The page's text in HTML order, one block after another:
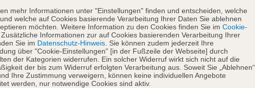
mehr Informationen unter "Einstellungen" finden und entscheiden, welche
welche auf Cookies basierende Verarbeitung Ihrer Daten Sie ablehnen
möchten. Weitere Information zu den Cookies finden Sie im Cookie-
. Zusätzliche Informationen zur auf Cookies basierenden Verarbeitung Ihrer
Sie im Datenschutz-Hinweis . Sie können zudem jederzeit Ihre
über "Cookie-Einstellungen" [in der Fußzeile der Webseite] durch
der Kategorien widerrufen. Ein solcher Widerruf wirkt sich nicht auf die
der bis zum Widerruf erfolgten Verarbeitung aus. Soweit Sie „Ablehnen“
Ihre Zustimmung verweigern, können keine individuellen Angebote
werden, nur notwendige Cookies sind aktiv.